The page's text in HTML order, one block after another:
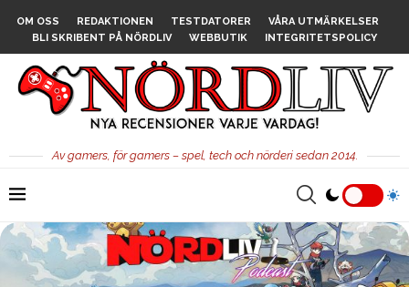
OM OSS REDAKTIONEN TESTDATORER
VÅRA UTMÄRKELSER
BLI SKRIBENT PÅ NÖRDLIV
WEBBUTIK INTEGRITETSPOLICY
Av gamers, för gamers – spel, tech och nörderi sedan 2014.